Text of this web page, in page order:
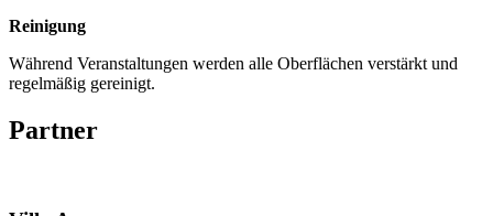
Reinigung
Während Veranstaltungen werden alle Oberflächen verstärkt und
regelmäßig gereinigt.
Partner